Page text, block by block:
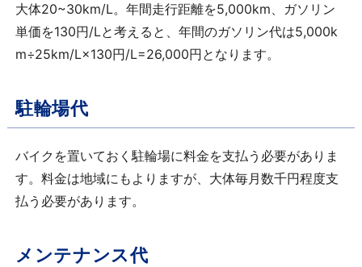
大体20~30km/L。年間走行距離を5,000km、ガソリン
単価を130円/Lと考えると、年間のガソリン代は5,000k
m÷25km/L×130円/L=26,000円となります。
駐輪場代
バイクを置いておく駐輪場に料金を支払う必要がありま
す。料金は地域にもよりますが、大体毎月数千円程度支
払う必要があります。
メンテナンス代